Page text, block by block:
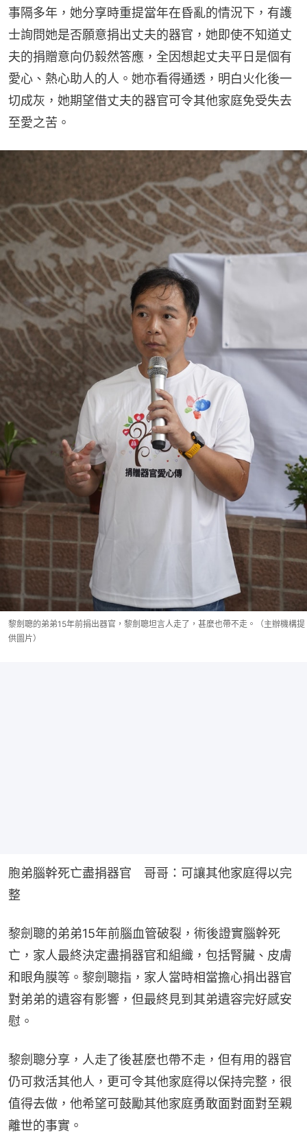
事隔多年，她分享時重提當年在昏亂的情況下，有護
士詢問她是否願意捐出丈夫的器官，她即使不知道丈
夫的捐贈意向仍毅然答應，全因想起丈夫平日是個有
愛心、熱心助人的人。她亦看得通透，明白火化後一
切成灰，她期望借丈夫的器官可令其他家庭免受失去
至愛之苦。
黎劍聰的弟弟15年前捐出器官，黎劍聰坦言人走了，甚麼也帶不走。（主辦機構提
供圖片）
胞弟腦幹死亡盡捐器官　哥哥：可讓其他家庭得以完
整
黎劍聰的弟弟15年前腦血管破裂，術後證實腦幹死
亡，家人最終決定盡捐器官和組織，包括腎臟、皮膚
和眼角膜等。黎劍聰指，家人當時相當擔心捐出器官
對弟弟的遺容有影響，但最終見到其弟遺容完好感安
慰。
黎劍聰分享，人走了後甚麼也帶不走，但有用的器官
仍可救活其他人，更可令其他家庭得以保持完整，很
值得去做，他希望可鼓勵其他家庭勇敢面對面對至親
離世的事實。